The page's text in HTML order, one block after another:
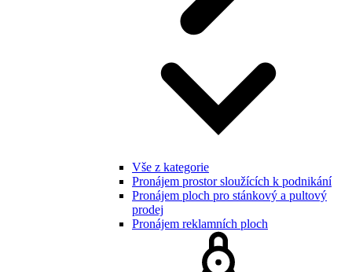
Vše z kategorie
Pronájem prostor sloužících k podnikání
Pronájem ploch pro stánkový a pultový
prodej
Pronájem reklamních ploch